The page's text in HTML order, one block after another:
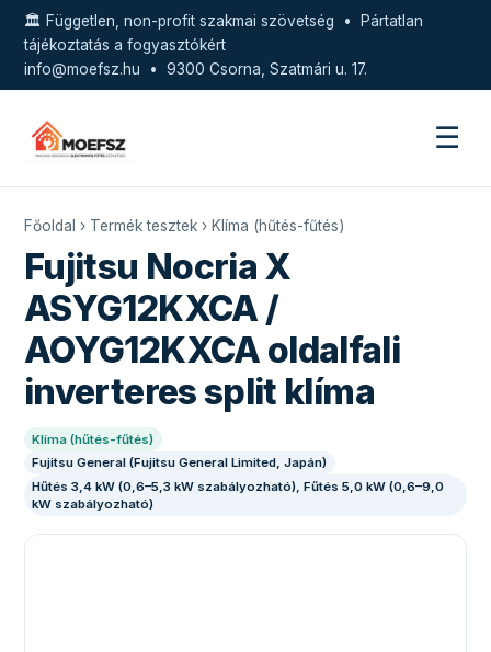
🏛️ Független, non-profit szakmai szövetség • Pártatlan
tájékoztatás a fogyasztókért
info@moefsz.hu • 9300 Csorna, Szatmári u. 17.
☰
Főoldal › Termék tesztek › Klíma (hűtés-fűtés)
Fujitsu Nocria X
ASYG12KXCA /
AOYG12KXCA oldalfali
inverteres split klíma
Klíma (hűtés-fűtés)
Fujitsu General (Fujitsu General Limited, Japán)
Hűtés 3,4 kW (0,6–5,3 kW szabályozható), Fűtés 5,0 kW (0,6–9,0
kW szabályozható)